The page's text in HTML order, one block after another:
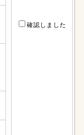
確認しました